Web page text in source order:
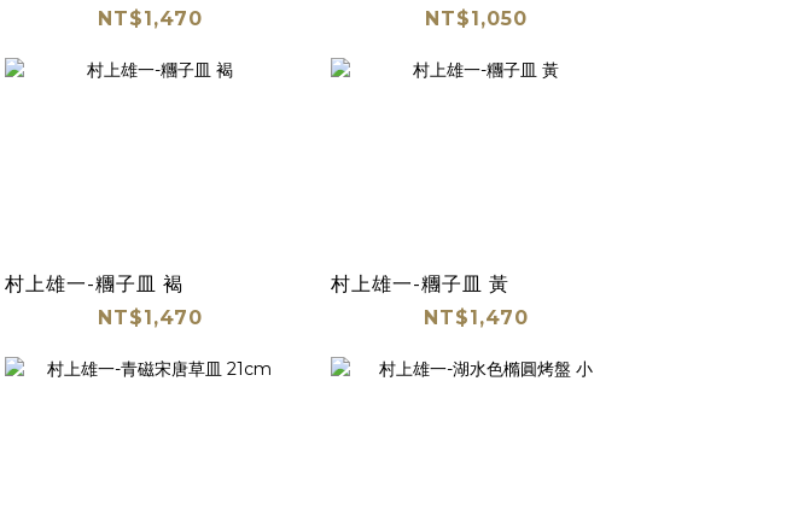
NT$1,470
NT$1,050
村上雄一-糰子皿 褐
NT$1,470
村上雄一-糰子皿 黃
NT$1,470